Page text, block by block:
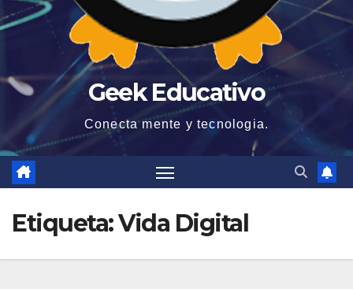
Geek Educativo
Conecta mente y tecnologia.
Etiqueta:Vida Digital